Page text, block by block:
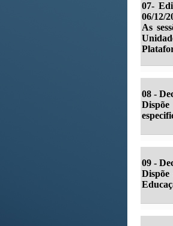
07-
06/12/
As
08 -
09 -